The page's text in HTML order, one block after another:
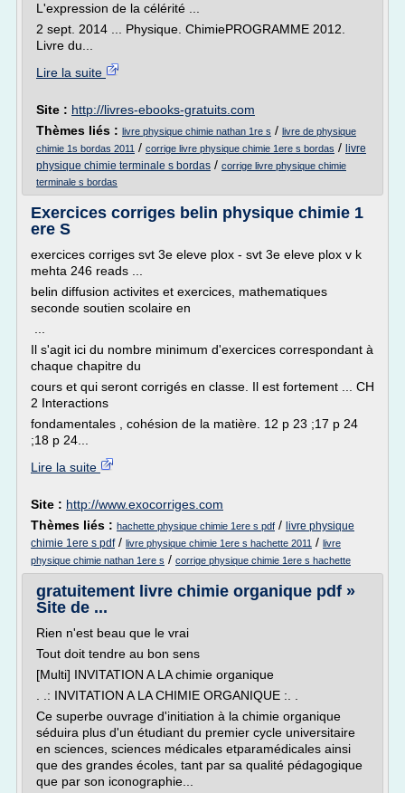
L'expression de la célérité ...
2 sept. 2014 ... Physique. ChimiePROGRAMME 2012.
Livre du...
Lire la suite
Site : http://livres-ebooks-gratuits.com
Thèmes liés : livre physique chimie nathan 1re s / livre de physique
chimie 1s bordas 2011 / corrige livre physique chimie 1ere s bordas / livre
physique chimie terminale s bordas / corrige livre physique chimie
terminale s bordas
Exercices corriges belin physique chimie 1
ere S
exercices corriges svt 3e eleve plox - svt 3e eleve plox v k
mehta 246 reads ...
belin diffusion activites et exercices, mathematiques
seconde soutien scolaire en
Il s'agit ici du nombre minimum d'exercices correspondant à
chaque chapitre du
cours et qui seront corrigés en classe. Il est fortement ... CH
2 Interactions
fondamentales , cohésion de la matière. 12 p 23 ;17 p 24
;18 p 24...
Lire la suite
Site : http://www.exocorriges.com
Thèmes liés : hachette physique chimie 1ere s pdf / livre physique
chimie 1ere s pdf/ livre physique chimie 1ere s hachette 2011 / livre
physique chimie nathan 1ere s / corrige physique chimie 1ere s hachette
gratuitement livre chimie organique pdf »
Site de ...
Rien n'est beau que le vrai
Tout doit tendre au bon sens
[Multi] INVITATION A LA chimie organique
. .: INVITATION A LA CHIMIE ORGANIQUE :. .
Ce superbe ouvrage d'initiation à la chimie organique
séduira plus d'un étudiant du premier cycle universitaire
en sciences, sciences médicales etparamédicales ainsi
que des grandes écoles, tant par sa qualité pédagogique
que par son iconographie...